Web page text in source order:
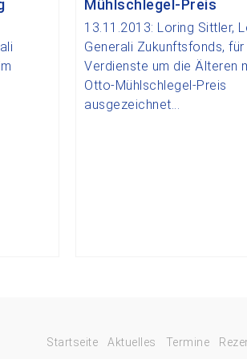
Mühlschlegel-Preis
13.11.2013: Loring Sittler,
Generali Zukunftsfonds,
Verdienste um die Älteren
Otto-Mühlschlegel-Preis
ausgezeichnet...
Startseite Aktuelles Termine